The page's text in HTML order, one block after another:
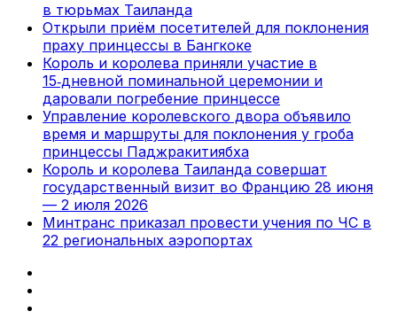
в тюрьмах Таиланда
Открыли приём посетителей для поклонения
праху принцессы в Бангкоке
Король и королева приняли участие в
15‑дневной поминальной церемонии и
даровали погребение принцессе
Управление королевского двора объявило
время и маршруты для поклонения у гроба
принцессы Паджракитиябха
Король и королева Таиланда совершат
государственный визит во Францию 28 июня
— 2 июля 2026
Минтранс приказал провести учения по ЧС в
22 региональных аэропортах